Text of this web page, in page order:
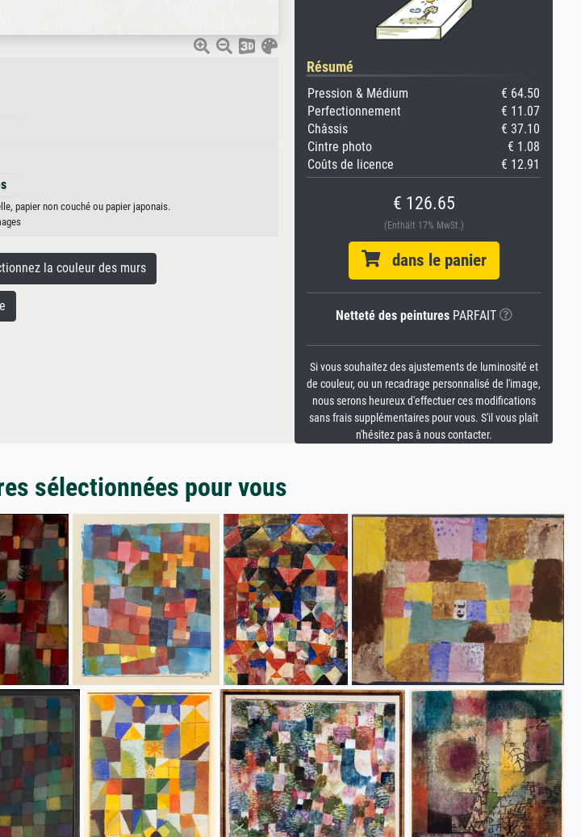
papier non couché ou papier japonais.
la couleur des murs
Résumé
Pression & Médium
€ 64.50
Perfectionnement
€ 11.07
Châssis
€ 37.10
Cintre photo
€ 1.08
Coûts de licence
€ 12.91
€ 126.65
(Enthält 17% MwSt.)
dans le panier
Netteté des peinturesPARFAIT
Si vous souhaitez des ajustements de luminosité et
de couleur, ou un recadrage personnalisé de l'image,
nous serons heureux d'effectuer ces modifications
sans frais supplémentaires pour vous. S'il vous plaît
n'hésitez pas à nous contacter.
sélectionnées pour vous